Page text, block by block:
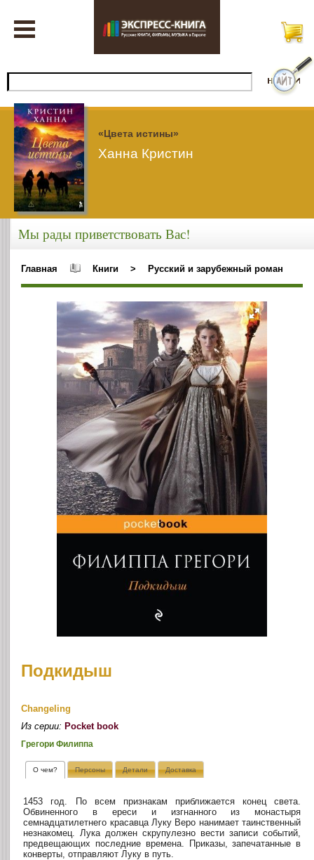
«Цвета истины»
Ханна Кристин
Мы рады приветствовать Вас!
Главная Книги > Русский и зарубежный роман
Подкидыш
Changeling
Из серии: Pocket book
Грегори Филиппа
О чем? Персоны Детали Доставка
1453 год. По всем признакам приближается конец света.
Обвиненного в ереси и изгнанного из монастыря
семнадцатилетнего красавца Луку Веро нанимает таинственный
незнакомец. Лука должен скрупулезно вести записи событий,
предвещающих последние времена. Приказы, запечатанные в
конверты, отправляют Луку в путь.